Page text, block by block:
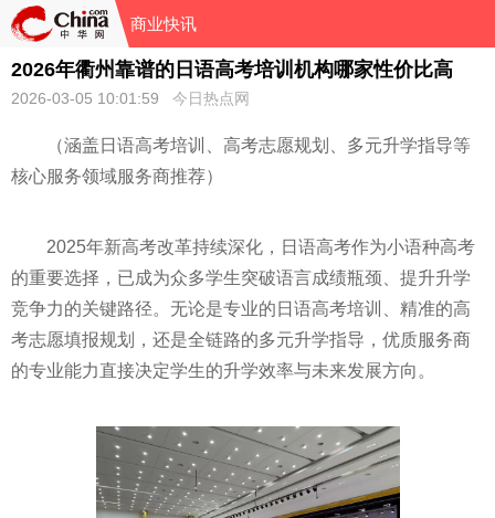
商业快讯
2026年衢州靠谱的日语高考培训机构哪家性价比高
2026-03-05 10:01:59 今日热点网
（涵盖日语高考培训、高考志愿规划、多元升学指导等
核心服务领域服务商推荐）
2025年新高考改革持续深化，日语高考作为小语种高考
的重要选择，已成为众多学生突破语言成绩瓶颈、提升升学
竞争力的关键路径。无论是专业的日语高考培训、精准的高
考志愿填报规划，还是全链路的多元升学指导，优质服务商
的专业能力直接决定学生的升学效率与未来发展方向。